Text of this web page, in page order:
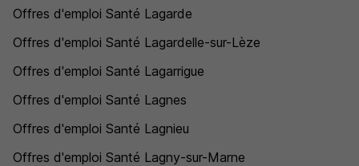
Offres d'emploi Santé Lagarde
Offres d'emploi Santé Lagardelle-sur-Lèze
Offres d'emploi Santé Lagarrigue
Offres d'emploi Santé Lagnes
Offres d'emploi Santé Lagnieu
Offres d'emploi Santé Lagny-sur-Marne